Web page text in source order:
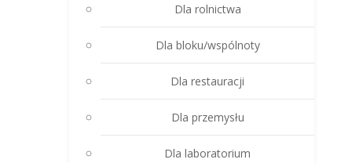
Dla rolnictwa
Dla bloku/wspólnoty
Dla restauracji
Dla przemysłu
Dla laboratorium